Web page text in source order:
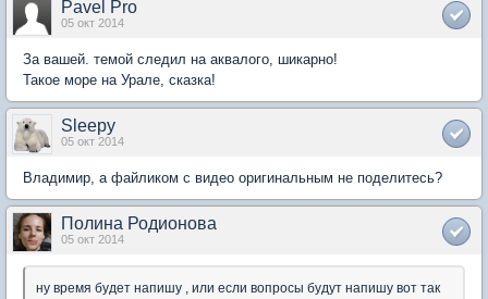
Pavel Pro
05 окт 2014
За вашей. темой следил на аквалого, шикарно!
Такое море на Урале, сказка!
Sleepy
05 окт 2014
Владимир, а файликом с видео оригинальным не поделитесь?
Полина Родионова
05 окт 2014
ну время будет напишу , или если вопросы будут напишу вот так